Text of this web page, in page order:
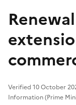
Verified 10 October
Information (Prime